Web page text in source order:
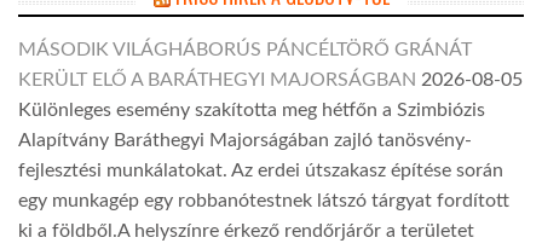
MÁSODIK VILÁGHÁBORÚS PÁNCÉLTÖRŐ GRÁNÁT
KERÜLT ELŐ A BARÁTHEGYI MAJORSÁGBAN 2026-08-05
Különleges esemény szakította meg hétfőn a Szimbiózis
Alapítvány Baráthegyi Majorságában zajló tanösvény-
fejlesztési munkálatokat. Az erdei útszakasz építése során
egy munkagép egy robbanótestnek látszó tárgyat fordított
ki a földből.A helyszínre érkező rendőrjárőr a területet